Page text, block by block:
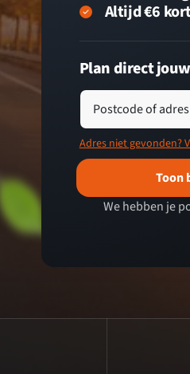
Altijd €6
Plan direct
Postcode of adres
Adres niet gevonden?
Toon
We hebben je